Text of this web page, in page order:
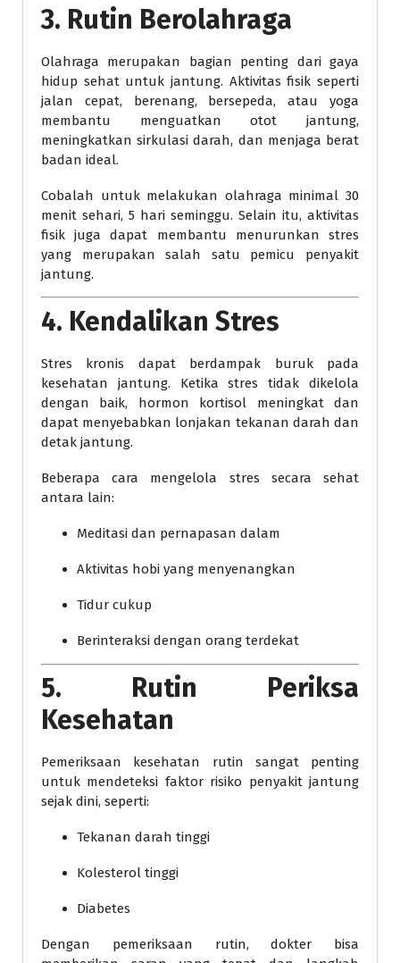
3. Rutin Berolahraga
Olahraga merupakan bagian penting dari gaya
hidup sehat untuk jantung. Aktivitas fisik seperti
jalan cepat, berenang, bersepeda, atau yoga
membantu menguatkan otot jantung,
meningkatkan sirkulasi darah, dan menjaga berat
badan ideal.
Cobalah untuk melakukan olahraga minimal 30
menit sehari, 5 hari seminggu. Selain itu, aktivitas
fisik juga dapat membantu menurunkan stres
yang merupakan salah satu pemicu penyakit
jantung.
4. Kendalikan Stres
Stres kronis dapat berdampak buruk pada
kesehatan jantung. Ketika stres tidak dikelola
dengan baik, hormon kortisol meningkat dan
dapat menyebabkan lonjakan tekanan darah dan
detak jantung.
Beberapa cara mengelola stres secara sehat
antara lain:
Meditasi dan pernapasan dalam
Aktivitas hobi yang menyenangkan
Tidur cukup
Berinteraksi dengan orang terdekat
5. Rutin Periksa
Kesehatan
Pemeriksaan kesehatan rutin sangat penting
untuk mendeteksi faktor risiko penyakit jantung
sejak dini, seperti:
Tekanan darah tinggi
Kolesterol tinggi
Diabetes
Dengan pemeriksaan rutin, dokter bisa